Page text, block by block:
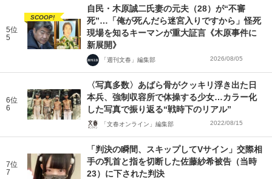
5位
5
SCOOP!
自民・木原誠二氏妻の元夫（28）が“不審
死”…「俺が死んだら迷宮入りですから」怪死
現場を知るキーマンが重大証言《木原事件に
新展開》
「週刊文春」編集部 2026/08/05
6位
6
〈写真多数〉あばら骨がクッキリ浮き出た日
本兵、強制収容所で体操する少女…カラー化
した写真で振り返る“戦時下のリアル”
「文春オンライン」編集部 2022/08/15
7位
7
「判決の瞬間、スキップしてVサイン」交際相
手の乳首と指を切断した佐藤紗希被告（当時
23）に下された判決